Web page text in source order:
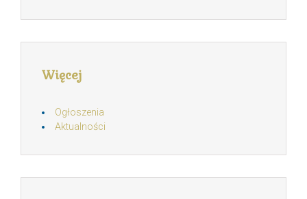
Więcej
Ogłoszenia
Aktualności